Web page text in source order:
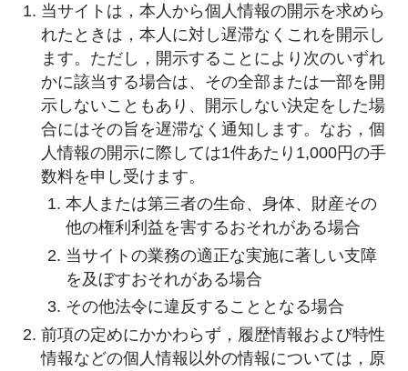
当サイトは，本人から個人情報の開示を求めら
れたときは，本人に対し遅滞なくこれを開示し
ます。ただし，開示することにより次のいずれ
かに該当する場合は、その全部または一部を開
示しないこともあり、開示しない決定をした場
合にはその旨を遅滞なく通知します。なお，個
人情報の開示に際しては1件あたり1,000円の手
数料を申し受けます。
本人または第三者の生命、身体、財産その
他の権利利益を害するおそれがある場合
当サイトの業務の適正な実施に著しい支障
を及ぼすおそれがある場合
その他法令に違反することとなる場合
前項の定めにかかわらず，履歴情報および特性
情報などの個人情報以外の情報については，原